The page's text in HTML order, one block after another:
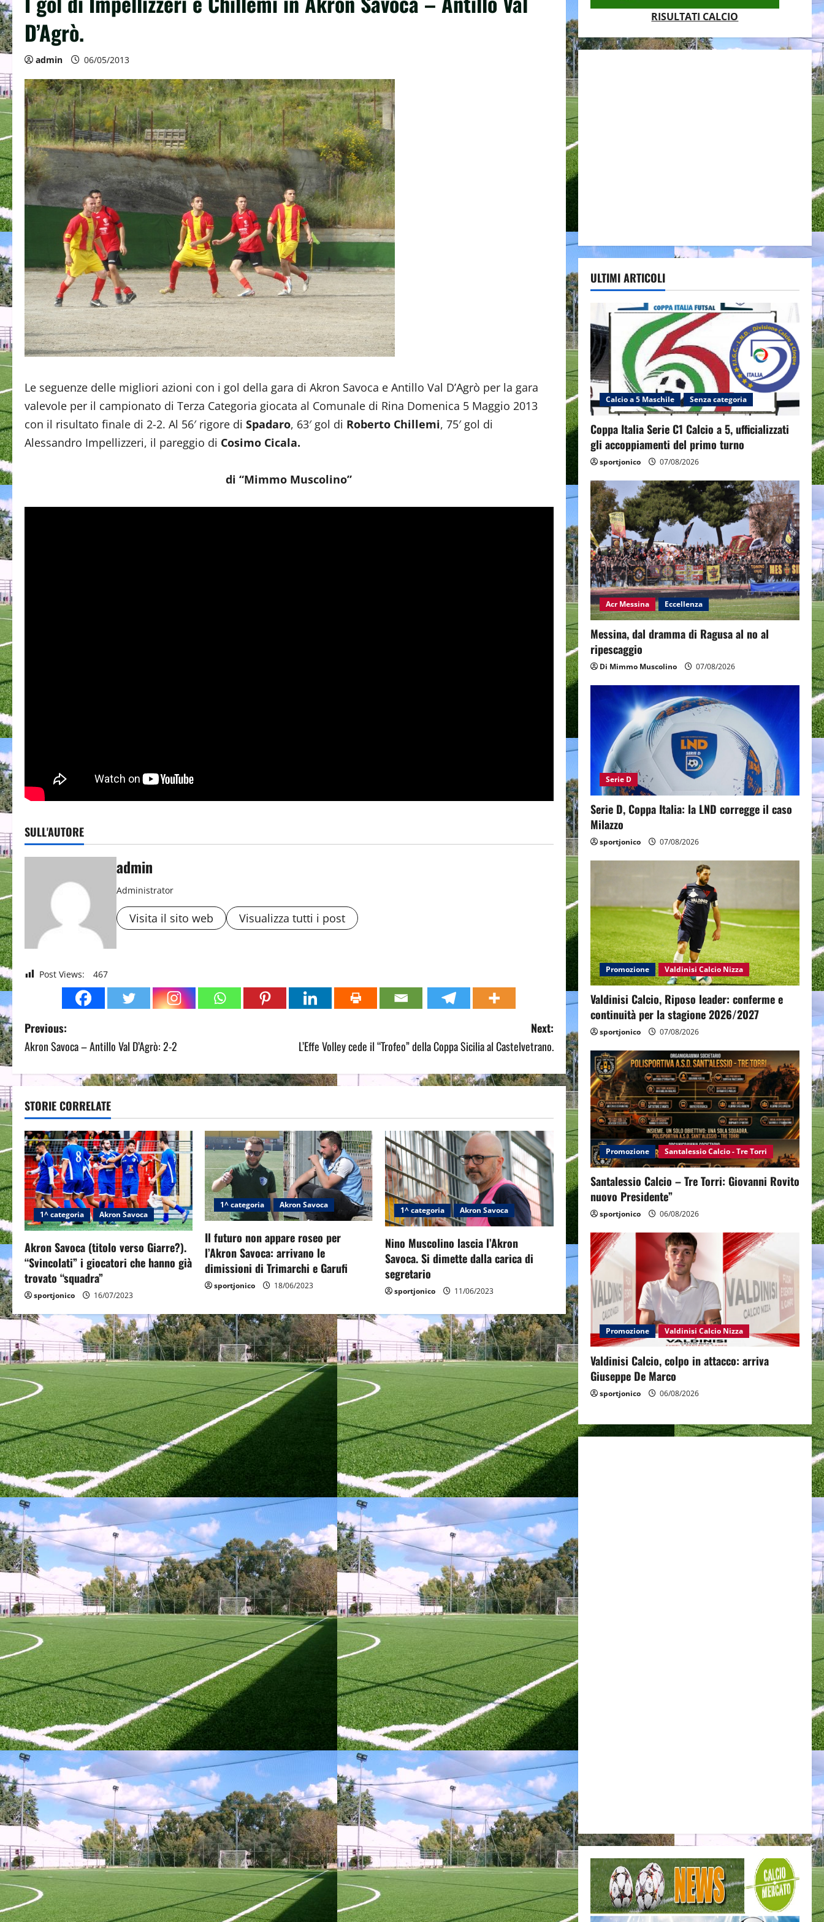
D’Agrò.
admin 06/05/2013
Le seguenze delle migliori azioni con i gol della gara di Akron Savoca e Antillo Val D’Agrò per la gara
valevole per il campionato di Terza Categoria giocata al Comunale di Rina Domenica 5 Maggio 2013
con il risultato finale di 2-2. Al 56′ rigore di Spadaro, 63′ gol di Roberto Chillemi, 75′ gol di
Alessandro Impellizzeri, il pareggio di Cosimo Cicala.
di “Mimmo Muscolino”
SULL'AUTORE
admin
Administrator
Visita il sito web Visualizza tutti i post
Post Views: 467
P
o
s
t
n
a
v
i
g
a
t
i
o
n
Previous:
Akron Savoca – Antillo Val D’Agrò: 2-2
Next:
L’Effe Volley cede il “Trofeo” della Coppa Sicilia al Castelvetrano.
STORIE CORRELATE
1^ categoria Akron Savoca
Akron Savoca (titolo verso Giarre?).
“Svincolati” i giocatori che hanno già
trovato “squadra”
sportjonico 16/07/2023
1^ categoria Akron Savoca
Il futuro non appare roseo per
l’Akron Savoca: arrivano le
dimissioni di Trimarchi e Garufi
sportjonico 18/06/2023
1^ categoria Akron Savoca
Nino Muscolino lascia l’Akron
Savoca. Si dimette dalla carica di
segretario
sportjonico 11/06/2023
RISULTATI CALCIO
ULTIMI ARTICOLI
Calcio a 5 Maschile Senza categoria
Coppa Italia Serie C1 Calcio a 5, ufficializzati
gli accoppiamenti del primo turno
sportjonico 07/08/2026
Acr Messina Eccellenza
Messina, dal dramma di Ragusa al no al
ripescaggio
Di Mimmo Muscolino 07/08/2026
Serie D
Serie D, Coppa Italia: la LND corregge il caso
Milazzo
sportjonico 07/08/2026
Promozione Valdinisi Calcio Nizza
Valdinisi Calcio, Riposo leader: conferme e
continuità per la stagione 2026/2027
sportjonico 07/08/2026
Promozione Santalessio Calcio - Tre Torri
Santalessio Calcio – Tre Torri: Giovanni Rovito
nuovo Presidente”
sportjonico 06/08/2026
Promozione Valdinisi Calcio Nizza
Valdinisi Calcio, colpo in attacco: arriva
Giuseppe De Marco
sportjonico 06/08/2026